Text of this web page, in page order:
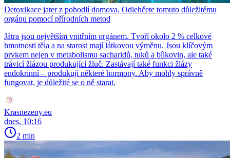
Detoxikace jater z pohodlí domova. Odlehčete tomuto důležitému
orgánu pomocí přírodních metod
Játra jsou největším vnitřním orgánem. Tvoří okolo 2 % celkové
hmotnosti těla a na starost mají látkovou výměnu. Jsou klíčovým
prvkem nejen v metabolismu sacharidů, tuků a bílkovin, ale také
trávicí žlázou produkující žluč. Zastávají také funkci žlázy
endokrinní – produkují některé hormony. Aby mohly správně
fungovat, je důležité se o ně starat.
Krasnezeny.eu
dnes, 10:16
2 min